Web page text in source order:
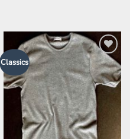
Classics
Zur
Wunschliste
hinzufügen